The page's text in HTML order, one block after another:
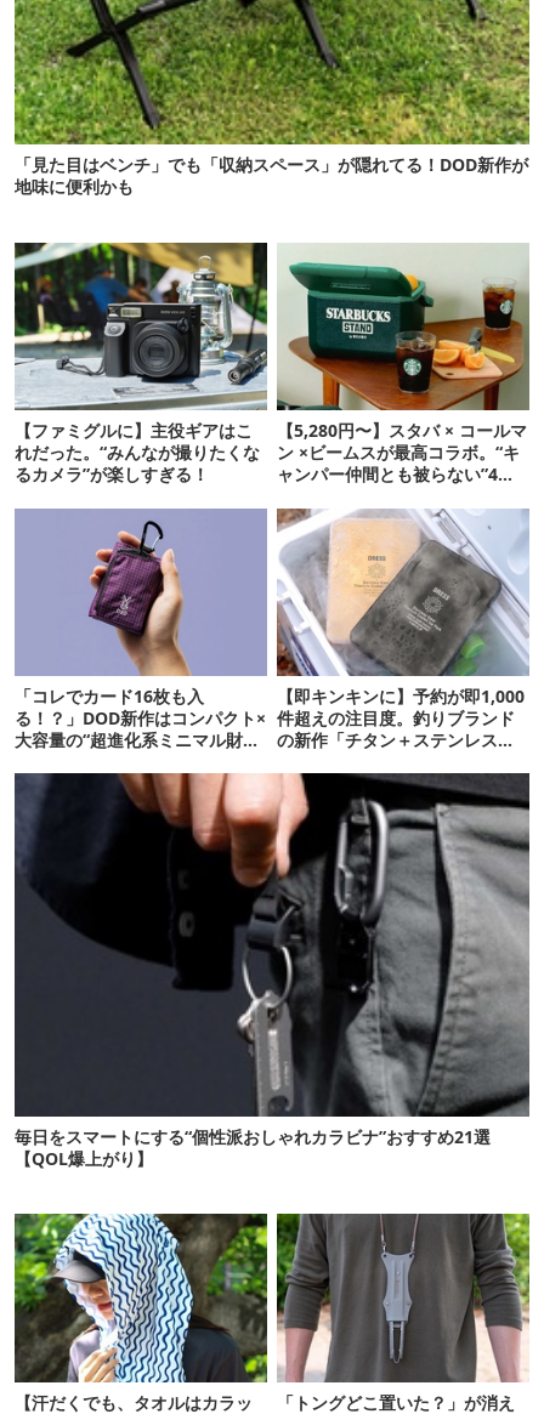
「見た目はベンチ」でも「収納スペース」が隠れてる！DOD新作が
地味に便利かも
【ファミグルに】主役ギアはこ
れだった。“みんなが撮りたくな
るカメラ”が楽しすぎる！
【5,280円〜】スタバ × コールマ
ン ×ビームスが最高コラボ。“キ
ャンパー仲間とも被らない”4ア
「コレでカード16枚も入
る！？」DOD新作はコンパクト×
大容量の“超進化系ミニマル財
【即キンキンに】予約が即1,000
件超えの注目度。釣りブランド
の新作「チタン＋ステンレスの
毎日をスマートにする“個性派おしゃれカラビナ”おすすめ21選
【QOL爆上がり】
【汗だくでも、タオルはカラッ
「トングどこ置いた？」が消え